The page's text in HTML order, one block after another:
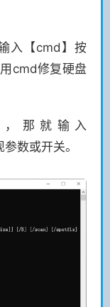
入【cmd】按
cmd修复硬盘
那就输入
数或开关。